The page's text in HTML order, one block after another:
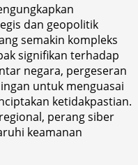
dan geopolitik
semakin kompleks
signifikan terhadap
negara, pergeseran
untuk menguasai
ketidakpastian.
perang siber
keamanan